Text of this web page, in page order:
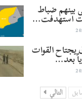
بينهم ضباط
استهدفت…
يجتاح القوات
بعد…
التالي